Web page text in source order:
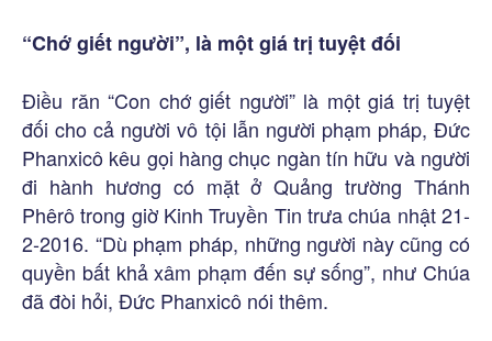
“Chớ giết người”, là một giá trị tuyệt đối
Điều răn “Con chớ giết người” là một giá trị tuyệt
đối cho cả người vô tội lẫn người phạm pháp, Đức
Phanxicô kêu gọi hàng chục ngàn tín hữu và người
đi hành hương có mặt ở Quảng trường Thánh
Phêrô trong giờ Kinh Truyền Tin trưa chúa nhật 21-
2-2016. “Dù phạm pháp, những người này cũng có
quyền bất khả xâm phạm đến sự sống”, như Chúa
đã đòi hỏi, Đức Phanxicô nói thêm.